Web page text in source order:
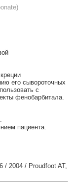
его сывороточных
с
фенобарбитала.
пациента.
/ 2004 / Proudfoot AT,